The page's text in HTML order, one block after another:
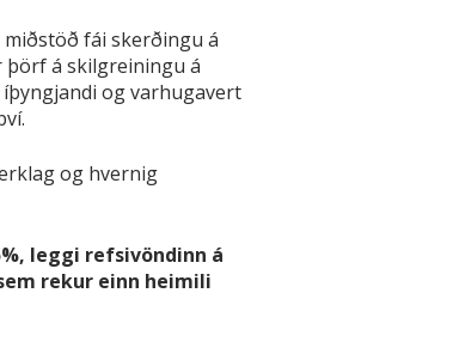
fái skerðingu á
á skilgreiningu á
og varhugavert
og hvernig
leggi refsivöndinn á
rekur einn heimili